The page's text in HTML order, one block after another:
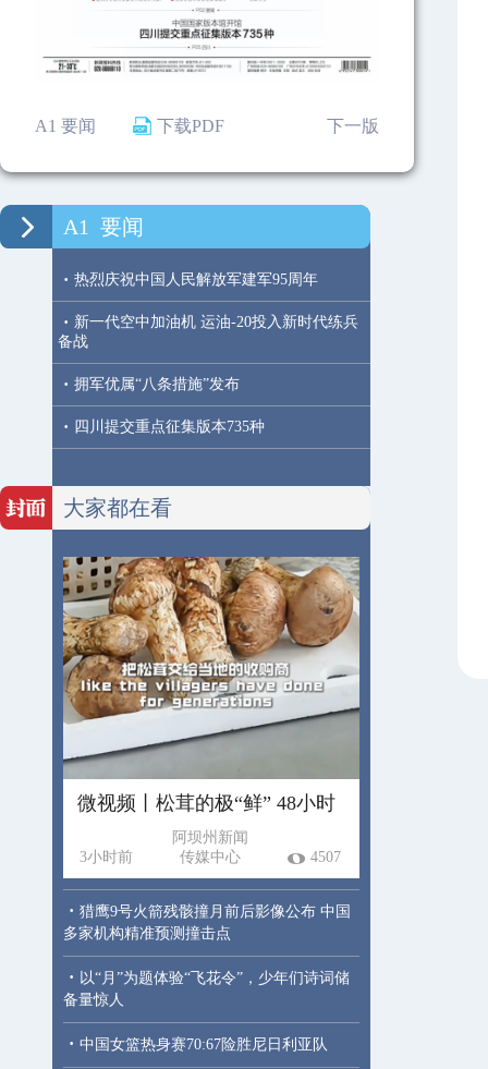
A1 要闻 下载PDF 下一版
A1 要闻
· 热烈庆祝中国人民解放军建军95周年
· 新一代空中加油机 运油-20投入新时代练兵
备战
· 拥军优属“八条措施”发布
· 四川提交重点征集版本735种
大家都在看
微视频丨松茸的极“鲜” 48小时
3小时前
阿坝州新闻
传媒中心
4507
· 猎鹰9号火箭残骸撞月前后影像公布 中国
多家机构精准预测撞击点
· 以“月”为题体验“飞花令”，少年们诗词储
备量惊人
· 中国女篮热身赛70:67险胜尼日利亚队